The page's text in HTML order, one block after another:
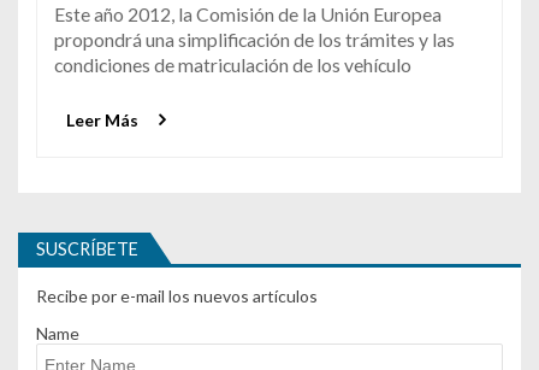
Este año 2012, la Comisión de la Unión Europea
propondrá una simplificación de los trámites y las
condiciones de matriculación de los vehículo
Leer Más
SUSCRÍBETE
Recibe por e-mail los nuevos artículos
Name